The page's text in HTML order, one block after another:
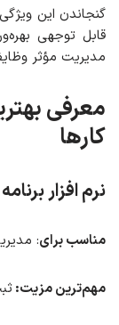
گنجاندن این
قابل توجهی
مدیریت مؤثر
معرفی
کارها
نرم افزار
مناسب برای:
مهم‌ترین مزیت: